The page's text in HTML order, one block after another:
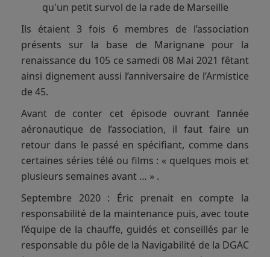
qu'un petit survol de la rade de Marseille
Ils étaient 3 fois 6 membres de l’association
présents sur la base de Marignane pour la
renaissance du 105 ce samedi 08 Mai 2021 fêtant
ainsi dignement aussi l’anniversaire de l’Armistice
de 45.
Avant de conter cet épisode ouvrant l’année
aéronautique de l’association, il faut faire un
retour dans le passé en spécifiant, comme dans
certaines séries télé ou films : « quelques mois et
plusieurs semaines avant … » .
Septembre 2020 : Éric prenait en compte la
responsabilité de la maintenance puis, avec toute
l’équipe de la chauffe, guidés et conseillés par le
responsable du pôle de la Navigabilité de la DGAC